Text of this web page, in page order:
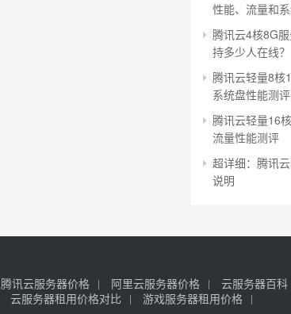
性能、流量和
腾讯云4核8G
持多少人在线？
腾讯云轻量8核
系统盘性能测评
腾讯云轻量16
流量性能测评
超详细：腾讯
说明
腾讯云服务器价格 阿里云服务器价格 云服务器百科
云服务器租用价格对比
游戏服务器租用价格